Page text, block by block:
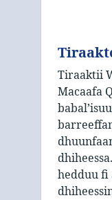
Tiraaktii
Macaafa
hedduu fi